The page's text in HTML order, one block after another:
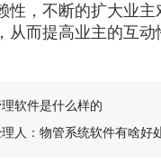
性，不断的扩大业主
从而提高业主的互动
软件是什么样的
人：物管系统软件有啥好